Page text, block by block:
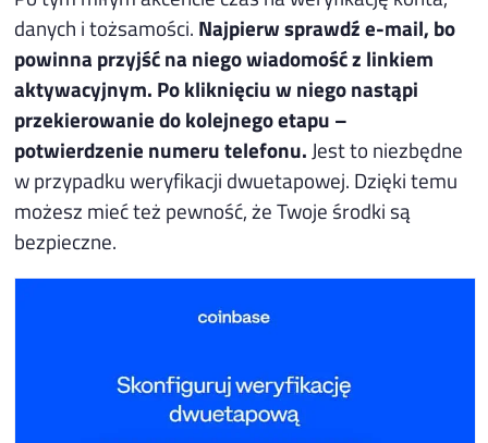
danych i tożsamości. Najpierw sprawdź e-mail, bo
powinna przyjść na niego wiadomość z linkiem
aktywacyjnym. Po kliknięciu w niego nastąpi
przekierowanie do kolejnego etapu –
potwierdzenie numeru telefonu.Jest to niezbędne
w przypadku weryfikacji dwuetapowej. Dzięki temu
możesz mieć też pewność, że Twoje środki są
bezpieczne.